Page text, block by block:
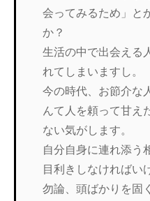
会ってみるため」と
か？
生活の中で出会える
れてしまいますし。
今の時代、お節介な
んて人を頼って甘え
ない気がします。
自分自身に連れ添う
目利きしなければい
勿論、頭ばかりを固